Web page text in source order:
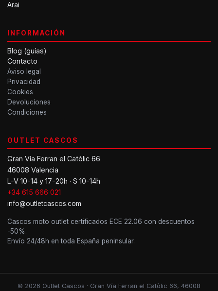
Arai
INFORMACIÓN
Blog (guías)
Contacto
Aviso legal
Privacidad
Cookies
Devoluciones
Condiciones
OUTLET CASCOS
Gran Vía Ferran el Catòlic 66
46008 Valencia
L-V 10-14 y 17-20h · S 10-14h
+34 615 666 021
info@outletcascos.com
Cascos moto outlet certificados ECE 22.06 con descuentos
-50%.
Envío 24/48h en toda España peninsular.
© 2026 Outlet Cascos · Gran Vía Ferran el Catòlic 66, 46008